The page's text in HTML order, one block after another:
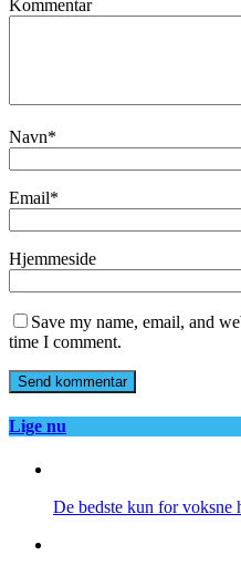
Kommentar
Navn*
Email*
Hjemmeside
Save my name, email, and
time I comment.
Lige nu
De bedste kun for voksne